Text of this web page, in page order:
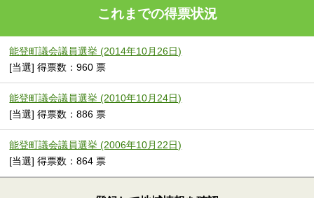
これまでの得票状況
能登町議会議員選挙 (2014年10月26日)
[当選] 得票数：960 票
能登町議会議員選挙 (2010年10月24日)
[当選] 得票数：886 票
能登町議会議員選挙 (2006年10月22日)
[当選] 得票数：864 票